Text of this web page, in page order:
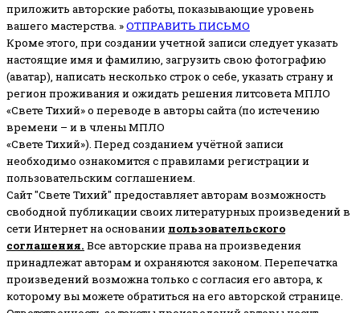
приложить авторские работы, показывающие уровень
вашего мастерства. »ОТПРАВИТЬ ПИСЬМО
Кроме этого, при создании учетной записи следует указать
настоящие имя и фамилию, загрузить свою фотографию
(аватар), написать несколько строк о себе, указать страну и
регион проживания и ожидать решения литсовета МПЛО
«Свете Тихий» о переводе в авторы сайта (по истечению
времени – и в члены МПЛО
«Свете Тихий»). Перед созданием учётной записи
необходимо ознакомится с правилами регистрации и
пользовательским соглашением.
Сайт "Свете Тихий" предоставляет авторам возможность
свободной публикации своих литературных произведений в
сети Интернет на основании пользовательского
соглашения. Все авторские права на произведения
принадлежат авторам и охраняются законом. Перепечатка
произведений возможна только с согласия его автора, к
которому вы можете обратиться на его авторской странице.